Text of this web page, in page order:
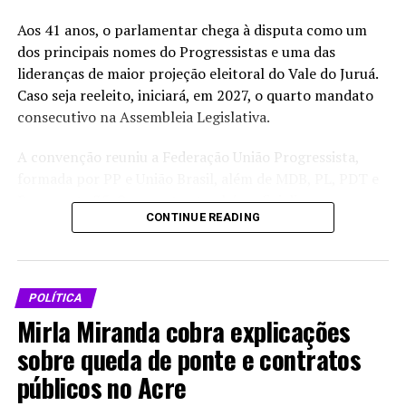
X Facebook
WhatsApp LinkedIn
Arcebispo sofre ameaças
por defender Amazônia e
indígenas
Em "MEIO AMBIENTE"
Lula define redução do custo
dos alimentos como meta
central de 2025
Aos 41 anos, o parlamentar chega à disputa como um
dos principais nomes do Progressistas e uma das
lideranças de maior projeção eleitoral do Vale do Juruá.
Caso seja reeleito, iniciará, em 2027, o quarto mandato
consecutivo na Assembleia Legislativa.
A convenção reuniu a Federação União Progressista,
Democrata 35. O encontro também oficializou as
candidaturas da governadora Mailza Assis à reeleição, de
Márcio Bittar ao Senado, além das chapas para deputado
federal e estadual.
Antes do início do evento, Nicolau afirmou que a
campanha será conduzida por meio do diálogo com a
população e sem antecipação de resultados.
CONTINUE READING
POLÍTICA
Mirla Miranda cobra explicações
sobre queda de ponte e contratos
públicos no Acre